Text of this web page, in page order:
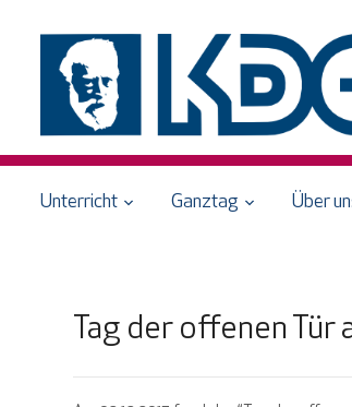
Unterricht Ganztag Über
Tag der offenen Tür